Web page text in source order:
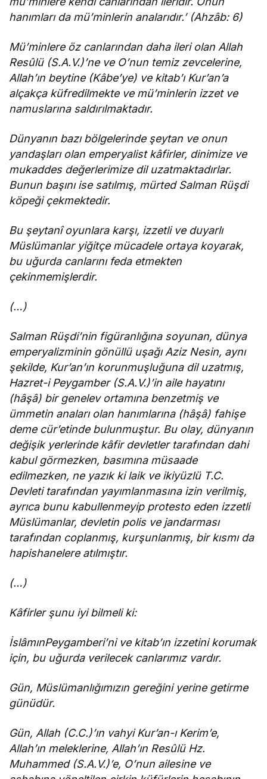
hanımları da mü’minlerin analarıdır.’ (Ahzâb: 6)
Mü’minlere öz canlarından daha ileri olan Allah
Resûlü (S.A.V.)’ne ve O’nun temiz zevcelerine,
Allah’ın beytine (Kâbe’ye) ve kitab’ı Kur’an’a
alçakça küfredilmekte ve mü’minlerin izzet ve
namuslarına saldırılmaktadır.
Dünyanın bazı bölgelerinde şeytan ve onun
yandaşları olan emperyalist kâfirler, dinimize ve
mukaddes değerlerimize dil uzatmaktadırlar.
Bunun başını ise satılmış, mürted Salman Rüşdi
köpeği çekmektedir.
Bu şeytanî oyunlara karşı, izzetli ve duyarlı
Müslümanlar yiğitçe mücadele ortaya koyarak,
bu uğurda canlarını feda etmekten
çekinmemişlerdir.
(…)
Salman Rüşdi’nin figüranlığına soyunan, dünya
emperyalizminin gönüllü uşağı Aziz Nesin, aynı
şekilde, Kur’an’ın korunmuşluğuna dil uzatmış,
Hazret-i Peygamber (S.A.V.)’in aile hayatını
(hâşâ) bir genelev ortamına benzetmiş ve
ümmetin anaları olan hanımlarına (hâşâ) fahişe
deme cür’etinde bulunmuştur. Bu olay, dünyanın
değişik yerlerinde kâfir devletler tarafından dahi
kabul görmezken, basımına müsaade
edilmezken, ne yazık ki laik ve ikiyüzlü T.C.
Devleti tarafından yayımlanmasına izin verilmiş,
ayrıca bunu kabullenmeyip protesto eden izzetli
Müslümanlar, devletin polis ve jandarması
tarafından coplanmış, kurşunlanmış, bir kısmı da
hapishanelere atılmıştır.
(…)
Kâfirler şunu iyi bilmeli ki:
İslâmınPeygamberi’ni ve kitab’ın izzetini korumak
için, bu uğurda verilecek canlarımız vardır.
Gün, Müslümanlığımızın gereğini yerine getirme
günüdür.
Gün, Allah (C.C.)’ın vahyi Kur’an-ı Kerim’e,
Allah’ın meleklerine, Allah’ın Resûlü Hz.
Muhammed (S.A.V.)’e, O’nun ailesine ve